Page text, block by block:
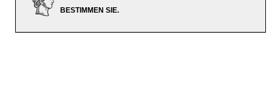
BESTIMMEN SIE.